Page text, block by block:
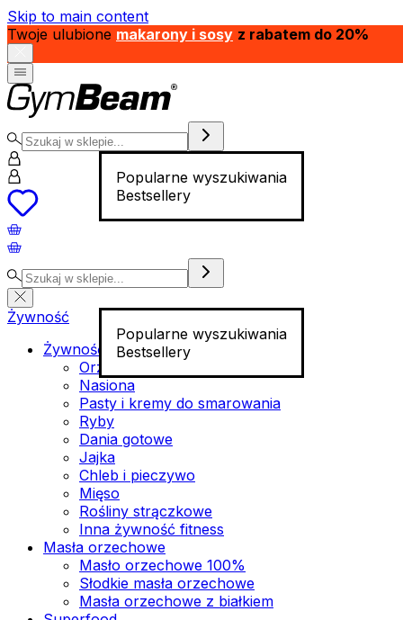
Skip to main content
Twoje ulubione makarony i sosy z rabatem do 20%
Popularne wyszukiwania
Bestsellery
Popularne wyszukiwania
Bestsellery
Żywność
Żywność funkcjonalna
Orzechy
Nasiona
Pasty i kremy do smarowania
Ryby
Dania gotowe
Jajka
Chleb i pieczywo
Mięso
Rośliny strączkowe
Inna żywność fitness
Masła orzechowe
Masło orzechowe 100%
Słodkie masła orzechowe
Masła orzechowe z białkiem